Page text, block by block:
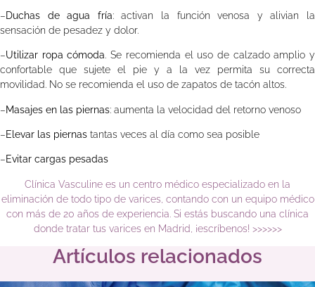
–Duchas de agua fría: activan la función venosa y alivian la
sensación de pesadez y dolor.
–Utilizar ropa cómoda. Se recomienda el uso de calzado amplio y
confortable que sujete el pie y a la vez permita su correcta
movilidad. No se recomienda el uso de zapatos de tacón altos.
–Masajes en las piernas: aumenta la velocidad del retorno venoso
–Elevar las piernas tantas veces al día como sea posible
–Evitar cargas pesadas
Clínica Vasculine es un centro médico especializado en la
eliminación de todo tipo de varices, contando con un equipo médico
con más de 20 años de experiencia. Si estás buscando una clínica
donde tratar tus varices en Madrid, ¡escríbenos! >>>>>>
Artículos relacionados